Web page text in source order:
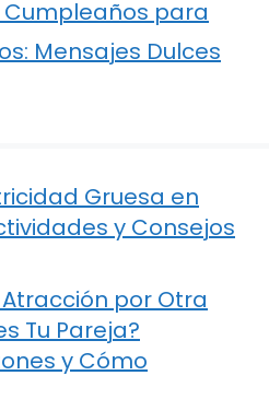
Cumpleaños para
Mensajes Dulces
Gruesa en
y Consejos
Atracción por Otra
Tu Pareja?
y Cómo